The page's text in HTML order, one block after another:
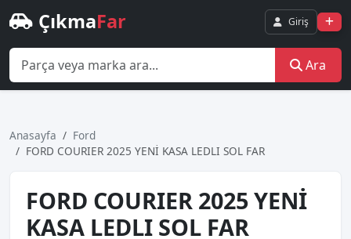
ÇıkmaFar Giriş
Ara
Anasayfa
Ford
FORD COURIER 2025 YENİ KASA LEDLI SOL FAR
FORD COURIER 2025 YENİ
KASA LEDLI SOL FAR